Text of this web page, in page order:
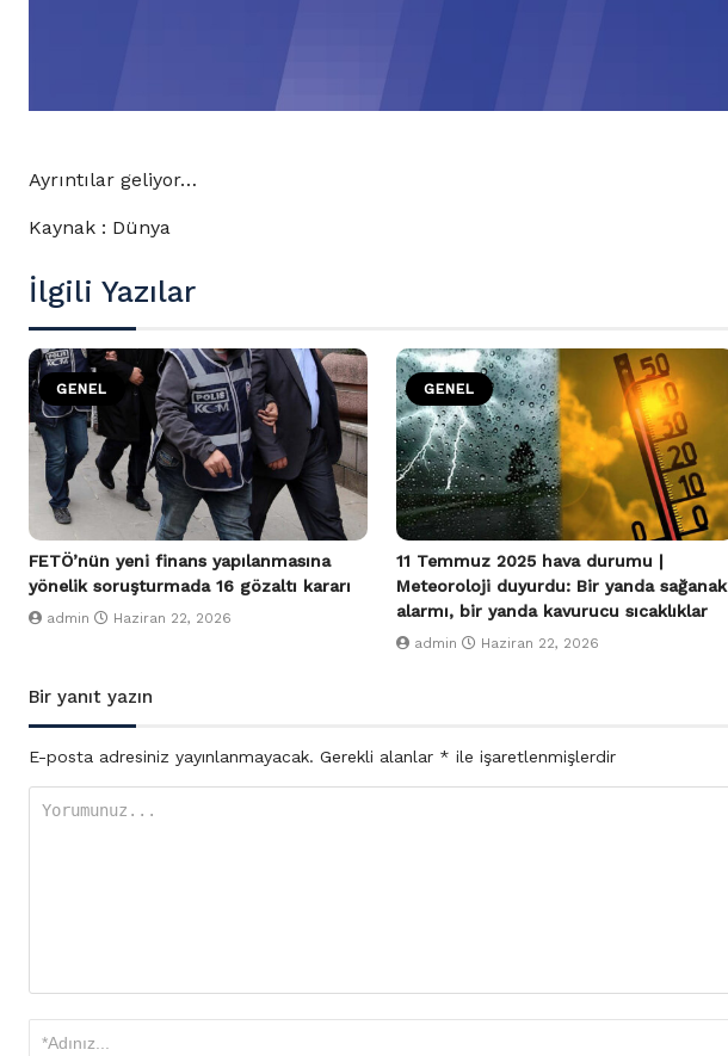
Ayrıntılar geliyor…
Kaynak : Dünya
İlgili Yazılar
GENEL
FETÖ’nün yeni finans yapılanmasına
yönelik soruşturmada 16 gözaltı kararı
admin Haziran 22, 2026
GENEL
11 Temmuz 2025 hava durumu |
Meteoroloji duyurdu: Bir yanda sağanak
alarmı, bir yanda kavurucu sıcaklıklar
admin Haziran 22, 2026
Bir yanıt yazın
E-posta adresiniz yayınlanmayacak. Gerekli alanlar * ile işaretlenmişlerdir